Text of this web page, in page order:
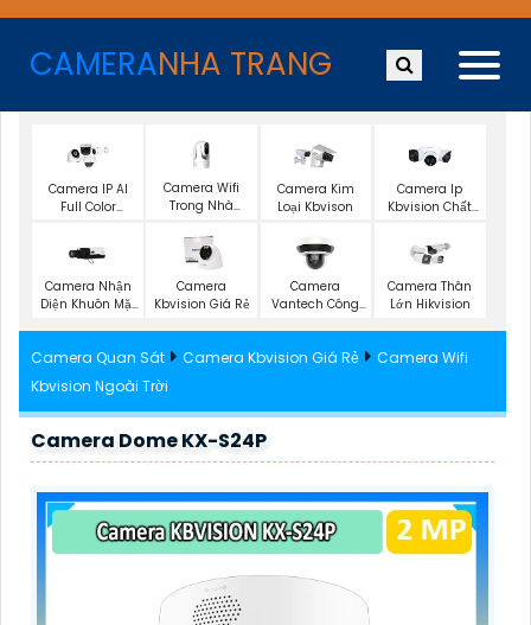
CAMERANHA TRANG
Camera IP AI
Full Color
Camera Wifi
Trong Nhà
Camera Kim
Loại Kbvison
Camera Ip
Kbvision Chất
Camera Nhận
Diện Khuôn Mặt
Camera
Kbvision Giá Rẻ
Camera
Vantech Công
Camera Thân
Lớn Hikvision
Camera Quan Sát Camera Kbvision Giá Rẻ
Camera Wifi
Kbvision Ngoài Trời
Camera Dome KX-S24P